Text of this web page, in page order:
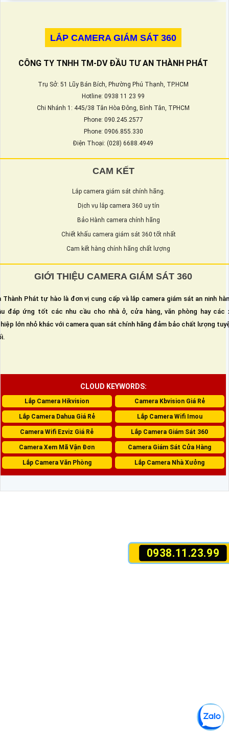
0938.11.23.99
LẮP CAMERA GIÁM SÁT 360
CÔNG TY TNHH TM-DV ĐẦU TƯ AN THÀNH PHÁT
Trụ Sở: 51 Lũy Bán Bích, Phường Phú Thạnh, TP.HCM
Hotline: 0938 11 23 99
Chi Nhánh 1: 445/38 Tân Hòa Đông, Bình Tân, TPHCM
Phone: 090.245.2577
Phone: 0906.855.330
Điện Thoại: (028) 6688.4949
CAM KẾT
Lắp camera giám sát chính hãng.
Dịch vụ lắp camera 360 uy tín
Bảo Hành camera chính hãng
Chiết khấu camera giám sát 360 tốt nhất
Cam kết hàng chính hãng chất lượng
GIỚI THIỆU CAMERA GIÁM SÁT 360
Thành Phát tự hào là đơn vị cung cấp và lắp camera giám sát an ninh
đáp ứng tốt các nhu cầu cho nhà ở, cửa hàng, văn phòng hay các
lớn nhỏ khác với camera quan sát chính hãng đảm bảo chất lượng
CLOUD KEYWORDS:
Lắp Camera Hikvision Camera Kbvision Giá Rẻ
Lắp Camera Dahua Giá Rẻ Lắp Camera Wifi Imou
Camera Wifi Ezviz Giá Rẻ Lắp Camera Giám Sát 360
Camera Xem Mã Vận Đơn Camera Giám Sát Cửa Hàng
Lắp Camera Văn Phòng Lắp Camera Nhà Xưởng